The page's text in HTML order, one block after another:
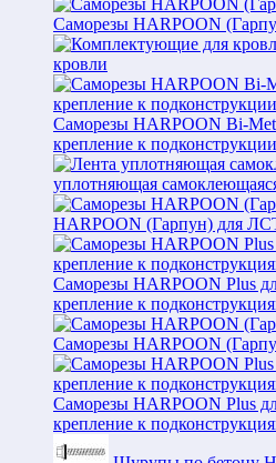
Саморезы HARPOON
кровли
Саморезы HARPOON Bi-Met
крепление к
уплотняющая
HARPOON (Гарпун) для
Саморезы HARPOON Plus
крепление к
Саморезы HARPOON
Саморезы HARPOON Plus
крепление к